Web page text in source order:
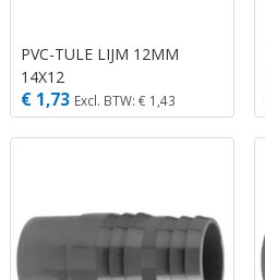
PVC-TULE LIJM 12MM
14X12
€ 1,73 Excl. BTW: € 1,43